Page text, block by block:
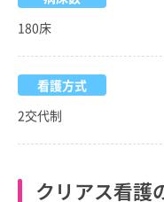
180床
看護方式
2交代制
クリアス看護